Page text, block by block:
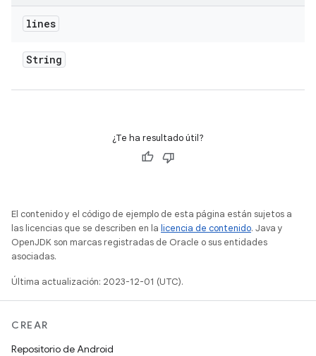
lines
String
¿Te ha resultado útil?
El contenido y el código de ejemplo de esta página están sujetos a
las licencias que se describen en la licencia de contenido. Java y
OpenJDK son marcas registradas de Oracle o sus entidades
asociadas.
Última actualización: 2023-12-01 (UTC).
CREAR
Repositorio de Android